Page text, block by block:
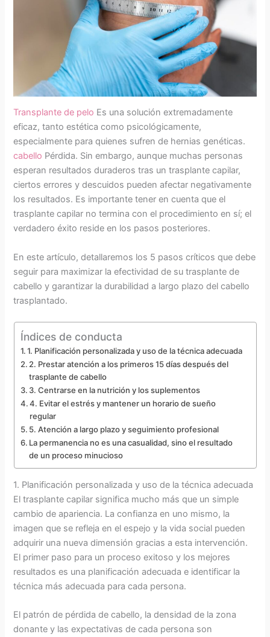
Transplante de pelo Es una solución extremadamente
eficaz, tanto estética como psicológicamente,
especialmente para quienes sufren de hernias genéticas.
cabello Pérdida. Sin embargo, aunque muchas personas
esperan resultados duraderos tras un trasplante capilar,
ciertos errores y descuidos pueden afectar negativamente
los resultados. Es importante tener en cuenta que el
trasplante capilar no termina con el procedimiento en sí; el
verdadero éxito reside en los pasos posteriores.
En este artículo, detallaremos los 5 pasos críticos que debe
seguir para maximizar la efectividad de su trasplante de
cabello y garantizar la durabilidad a largo plazo del cabello
trasplantado.
Índices de conducta
1. Planificación personalizada y uso de la técnica adecuada
2. Prestar atención a los primeros 15 días después del
trasplante de cabello
3. Centrarse en la nutrición y los suplementos
4. Evitar el estrés y mantener un horario de sueño
regular
5. Atención a largo plazo y seguimiento profesional
La permanencia no es una casualidad, sino el resultado
de un proceso minucioso
1. Planificación personalizada y uso de la técnica adecuada
El trasplante capilar significa mucho más que un simple
cambio de apariencia. La confianza en uno mismo, la
imagen que se refleja en el espejo y la vida social pueden
adquirir una nueva dimensión gracias a esta intervención.
El primer paso para un proceso exitoso y los mejores
resultados es una planificación adecuada e identificar la
técnica más adecuada para cada persona.
El patrón de pérdida de cabello, la densidad de la zona
donante y las expectativas de cada persona son